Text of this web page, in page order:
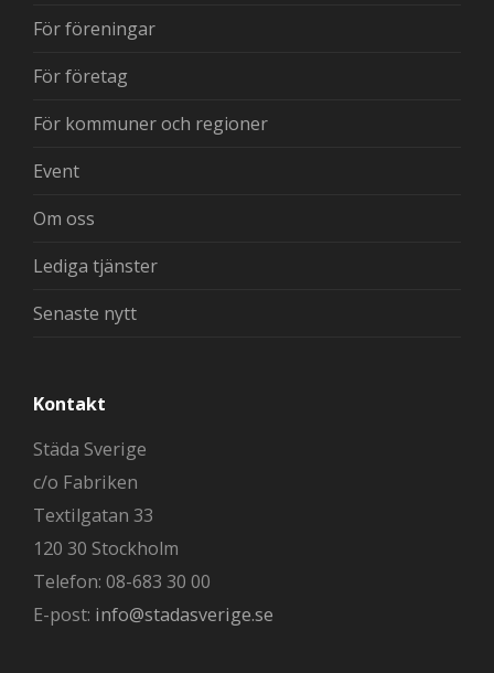
För föreningar
För företag
För kommuner och regioner
Event
Om oss
Lediga tjänster
Senaste nytt
Kontakt
Städa Sverige
c/o Fabriken
Textilgatan 33
120 30 Stockholm
Telefon: 08-683 30 00
E-post: info@stadasverige.se